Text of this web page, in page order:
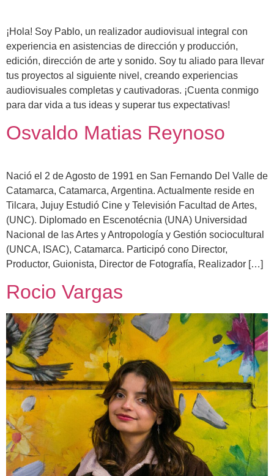
¡Hola! Soy Pablo, un realizador audiovisual integral con
experiencia en asistencias de dirección y producción,
edición, dirección de arte y sonido. Soy tu aliado para llevar
tus proyectos al siguiente nivel, creando experiencias
audiovisuales completas y cautivadoras. ¡Cuenta conmigo
para dar vida a tus ideas y superar tus expectativas!
Osvaldo Matias Reynoso
Nació el 2 de Agosto de 1991 en San Fernando Del Valle de
Catamarca, Catamarca, Argentina. Actualmente reside en
Tilcara, Jujuy Estudió Cine y Televisión Facultad de Artes,
(UNC). Diplomado en Escenotécnia (UNA) Universidad
Nacional de las Artes y Antropología y Gestión sociocultural
(UNCA, ISAC), Catamarca. Participó cono Director,
Productor, Guionista, Director de Fotografía, Realizador […]
Rocio Vargas